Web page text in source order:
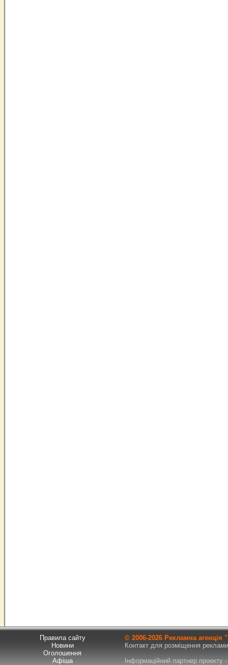
Правила сайту
Новини
Оголошення
Афіша
© 2006-2026 Рекламна
Контакт для розміщення
Інформаційний партнер проекту